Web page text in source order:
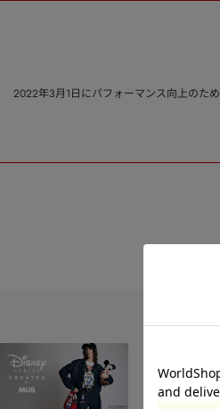
2022年3月1日にパフォーマンス向上のた